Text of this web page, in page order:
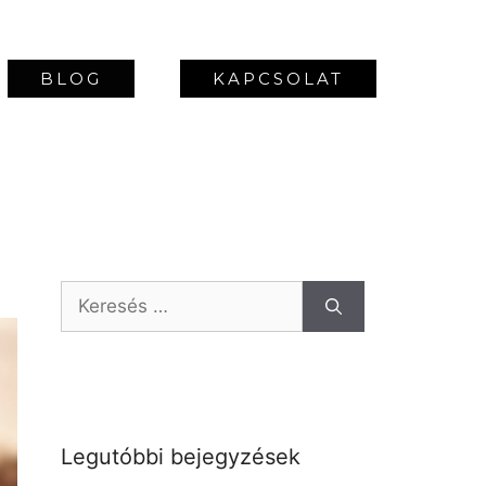
BLOG KAPCSOLAT
Legutóbbi bejegyzések